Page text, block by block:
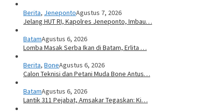
Berita, JenepontoAgustus 7, 2026
Jelang HUT RI, Kapolres Jeneponto, Imbau…
BatamAgustus 6, 2026
Lomba Masak Serba Ikan di Batam, Erlita …
Berita, BoneAgustus 6, 2026
Calon Teknisi dan Petani Muda Bone Antus…
BatamAgustus 6, 2026
Lantik 311 Pejabat, Amsakar Tegaskan: Ki…